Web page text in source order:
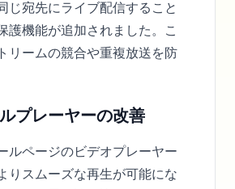
じ宛先にライブ配信すること
護機能が追加されました。こ
リームの競合や重複放送を防
プレーヤーの改善
ルページのビデオプレーヤー
りスムーズな再生が可能にな